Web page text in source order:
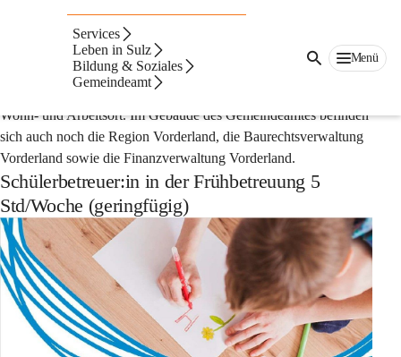
Services
Leben in Sulz
Bildung & Soziales
Gemeindeamt
Menü
Offene Stellen
Unsere Gemeinde liegt im Herzen des Vorderlandes - ein idealer
Wohn- und Arbeitsort. Im Gebäude des Gemeindeamtes befinden
sich auch noch die Region Vorderland, die Baurechtsverwaltung
Vorderland sowie die Finanzverwaltung Vorderland.
Schülerbetreuer:in in der Frühbetreuung 5
Std/Woche (geringfügig)